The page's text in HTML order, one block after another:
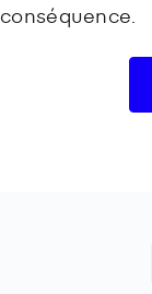
conséquence.